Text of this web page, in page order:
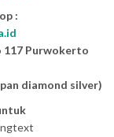
:
117 Purwokerto
diamond silver)